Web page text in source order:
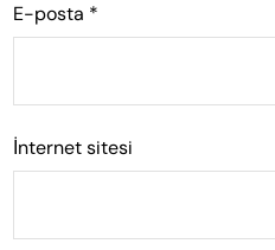
E-posta *
İnternet sitesi